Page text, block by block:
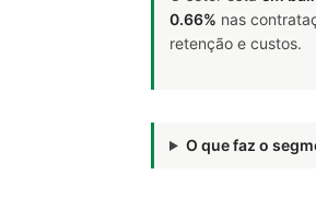
0.66% nas
retenção e custos.
O que faz o